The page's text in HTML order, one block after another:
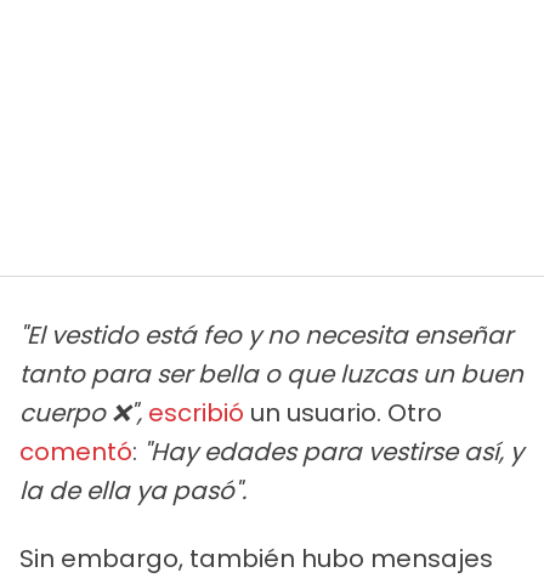
"El vestido está feo y no necesita enseñar
tanto para ser bella o que luzcas un buen
cuerpo ❌", escribió un usuario. Otro
comentó: "Hay edades para vestirse así, y
la de ella ya pasó".
Sin embargo, también hubo mensajes